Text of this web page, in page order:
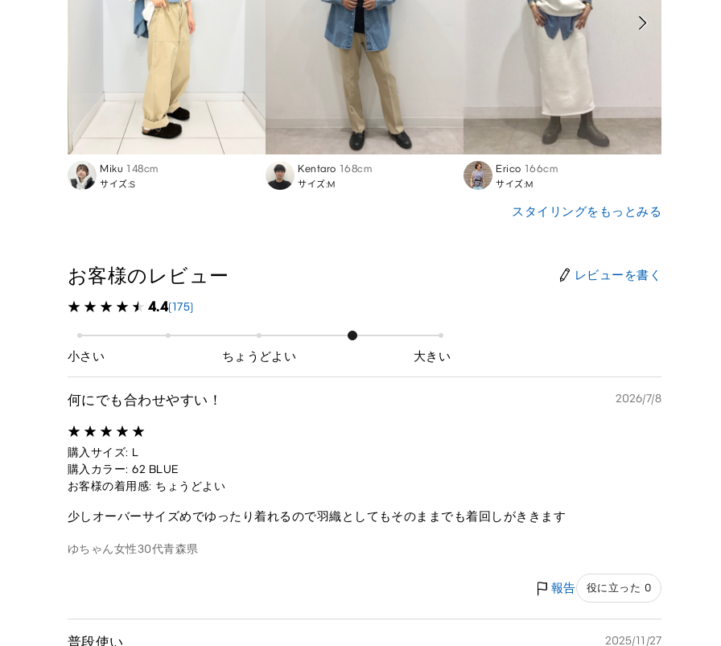
Miku 148cm
サイズ:S
Kentaro 168cm
サイズ:M
Erico 166cm
サイズ:M
スタイリングをもっとみる
お客様のレビュー レビューを書く
4.4(175)
小さい ちょうどよい 大きい
何にでも合わせやすい！ 2026/7/8
購入サイズ: L
購入カラー: 62 BLUE
お客様の着用感: ちょうどよい
少しオーバーサイズめでゆったり着れるので羽織としてもそのままでも着回しがききます
ゆちゃん女性30代青森県
報告 役に立った 0
普段使い 2025/11/27